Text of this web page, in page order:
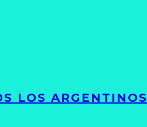
LOS ARGENTINOS